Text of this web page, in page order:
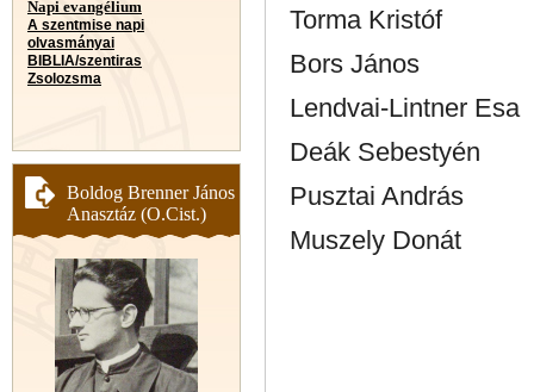
Napi evangélium
A szentmise napi
olvasmányai
BIBLIA/szentiras
Zsolozsma
Boldog Brenner János
Anasztáz (O.Cist.)
Torma Kristóf
Bors János
Lendvai-Lintner Esa
Deák Sebestyén
Pusztai András
Muszely Donát